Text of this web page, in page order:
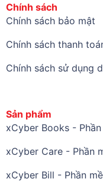
Chính sách
Chính sách bảo mật
Chính sách thanh
Chính sách sử dụng
Sản phẩm
xCyber Books -
xCyber Care - Phần
xCyber Bill - Phần